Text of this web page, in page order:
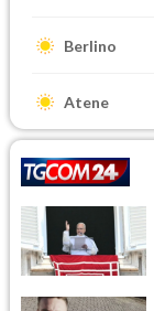
Berlino
Atene